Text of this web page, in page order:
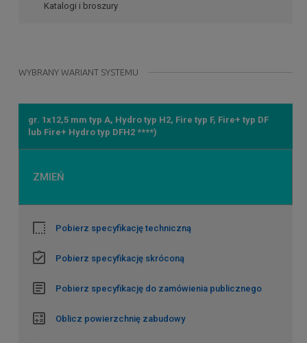
Katalogi i broszury
WYBRANY WARIANT SYSTEMU
gr. 1x12,5 mm typ A, Hydro typ H2, Fire typ F, Fire+ typ DF
lub Fire+ Hydro typ DFH2 ****)
ZMIEŃ
Pobierz specyfikację techniczną
Pobierz specyfikację skróconą
Pobierz specyfikację do zamówienia publicznego
Oblicz powierzchnię zabudowy